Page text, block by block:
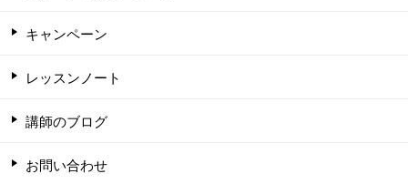
キャンペーン
レッスンノート
講師のブログ
お問い合わせ